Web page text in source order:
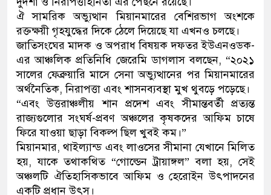
ঐ সামরিক অভ্যুত্থান মিয়ানমারের বেশিরভাগ অংশকে
রক্তক্ষয়ী গৃহযুদ্ধের দিকে ঠেলে দিয়েছে যা এখনও চলছে।
জাতিসংঘের মাদক ও অপরাধ বিষয়ক দফতর ইউএনওডক-
এর আঞ্চলিক প্রতিনিধি জেরেমি ডাগলাস বলছেন, “২০২১
সালের ফেব্রুয়ারি মাসে সেনা অভ্যুত্থানের পর মিয়ানমারের
অর্থনৈতিক, নিরাপত্তা এবং শাসনব্যবস্থা মুখ থুবড়ে পড়েছে।
“এবং উত্তরাঞ্চলীয় শান প্রদেশ এবং সীমান্তবর্তী প্রত্যন্ত
রাজ্যগুলোর সংঘর্ষ-প্রবণ অঞ্চলের কৃষকদের আফিম চাষে
ফিরে যাওয়া ছাড়া বিকল্প ছিল খুবই কম।”
মিয়ানমার, থাইল্যান্ড এবং লাওসের সীমানা যেখানে মিলিত
হয়, যাকে তথাকথিত “গোল্ডেন ট্রায়াঙ্গল” বলা হয়, সেই
অঞ্চলটি ঐতিহাসিকভাবে আফিম ও হেরোইন উৎপাদনের
একটি প্রধান উৎস।